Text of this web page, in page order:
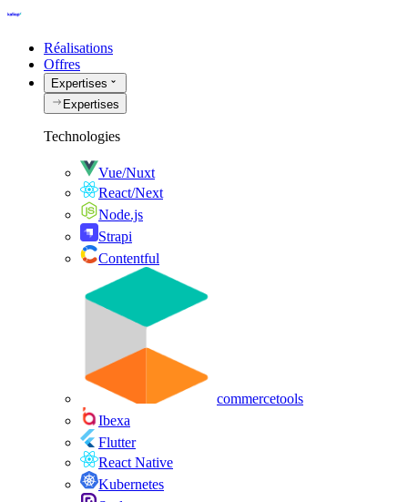
Réalisations
Offres
Expertises
Expertises
Technologies
Vue/Nuxt
React/Next
Node.js
Strapi
Contentful
commercetools
Ibexa
Flutter
React Native
Kubernetes